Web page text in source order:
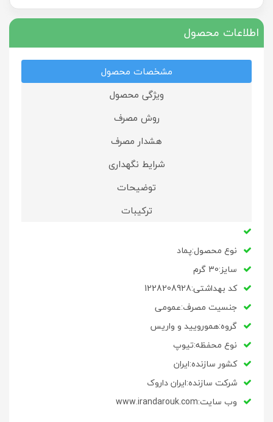
اطلاعات محصول
مشخصات محصول
ویژگی محصول
روش مصرف
هشدار مصرف
شرایط نگهداری
توضیحات
ترکیبات
نوع محصول:پماد
سایز:30 گرم
کد بهداشتی:1228208928
جنسیت مصرف:عمومی
گروه:همورویید و واریس
نوع محفظه:تیوپ
کشور سازنده:ایران
شرکت سازنده:ایران داروک
وب سایت:www.irandarouk.com